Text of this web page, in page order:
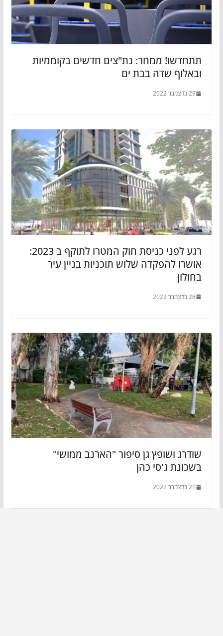
תתחדשו! ממחר: נת"צים חדשים בקוממיות
ובאלוף שדה בבת ים
29 בדצמבר 2022
רגע לפני כניסת חוק המטרו לתוקף ב 2023:
אושרו להפקדה שלוש תוכניות בניין עיר
בחולון
28 בדצמבר 2022
שודרג ושופץ גן סיפור "הארנב ממושי"
בשכונת ג'סי כהן
21 בדצמבר 2022